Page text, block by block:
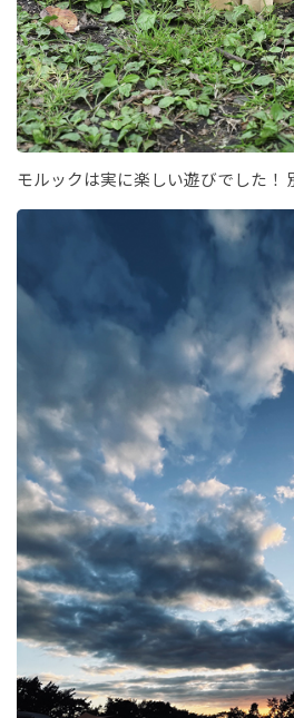
モルックは実に楽しい遊びでした！